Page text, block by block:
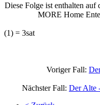
Diese Folge ist enthalten
MORE Home
(1) = 3sat
Voriger Fall:
Nächster Fall: Der Alte